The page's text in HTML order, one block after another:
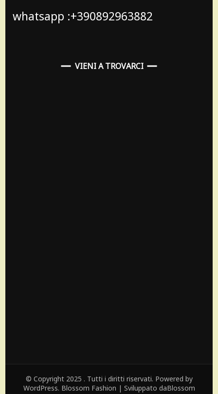
whatsapp :+390892963882
VIENI A TROVARCI
© Copyright 2025 . Tutti i diritti riservati. Powered by
WordPress. Blossom Fashion | Sviluppato daBlossom